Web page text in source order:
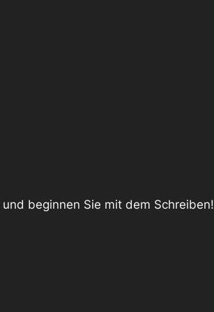
beginnen Sie mit dem Schreiben!